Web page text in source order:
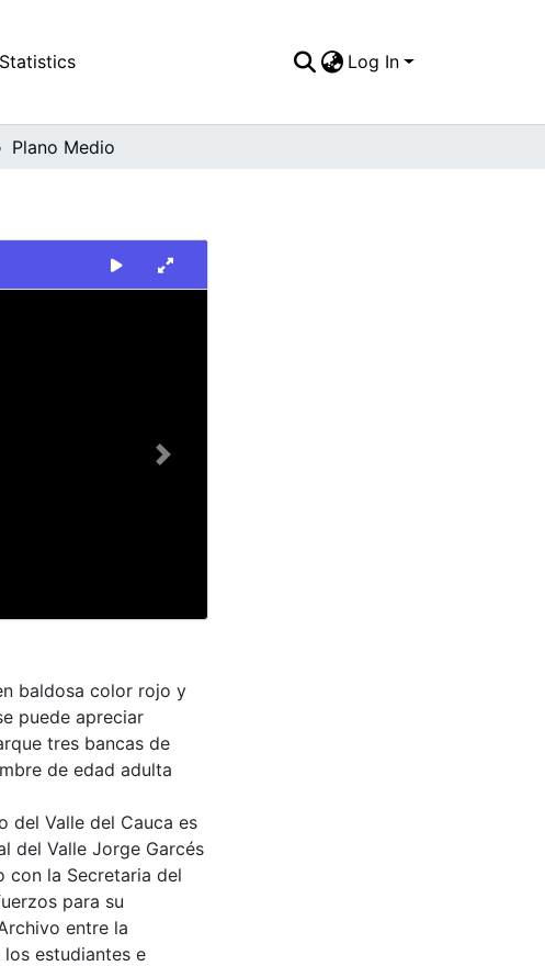
Log In
Plano Medio
Next
baldosa color rojo y
puede apreciar
tres bancas de
de edad adulta
del Valle del Cauca es
del Valle Jorge Garcés
con la Secretaria del
para su
entre la
estudiantes e